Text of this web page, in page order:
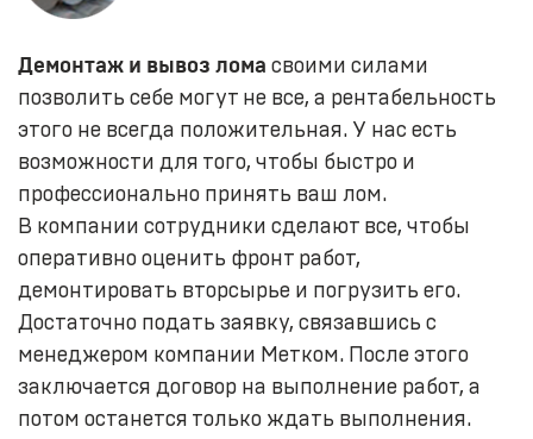
Демонтаж и вывоз лома своими силами
позволить себе могут не все, а рентабельность
этого не всегда положительная. У нас есть
возможности для того, чтобы быстро и
профессионально принять ваш лом.
В компании сотрудники сделают все, чтобы
оперативно оценить фронт работ,
демонтировать вторсырье и погрузить его.
Достаточно подать заявку, связавшись с
менеджером компании Метком. После этого
заключается договор на выполнение работ, а
потом останется только ждать выполнения.